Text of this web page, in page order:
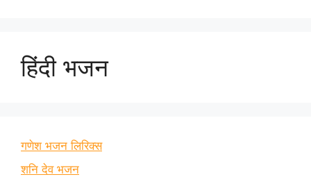
हिंदी भजन
गणेश भजन लिरिक्स
शनि देव भजन